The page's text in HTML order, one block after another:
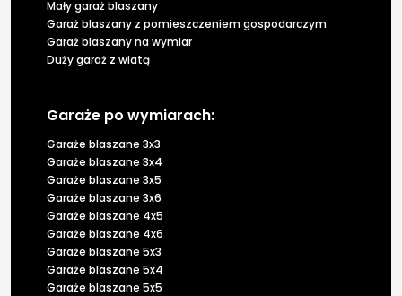
Mały garaż blaszany
Garaż blaszany z pomieszczeniem gospodarczym
Garaż blaszany na wymiar
Duży garaż z wiatą
Garaże po wymiarach:
Garaże blaszane 3x3
Garaże blaszane 3x4
Garaże blaszane 3x5
Garaże blaszane 3x6
Garaże blaszane 4x5
Garaże blaszane 4x6
Garaże blaszane 5x3
Garaże blaszane 5x4
Garaże blaszane 5x5